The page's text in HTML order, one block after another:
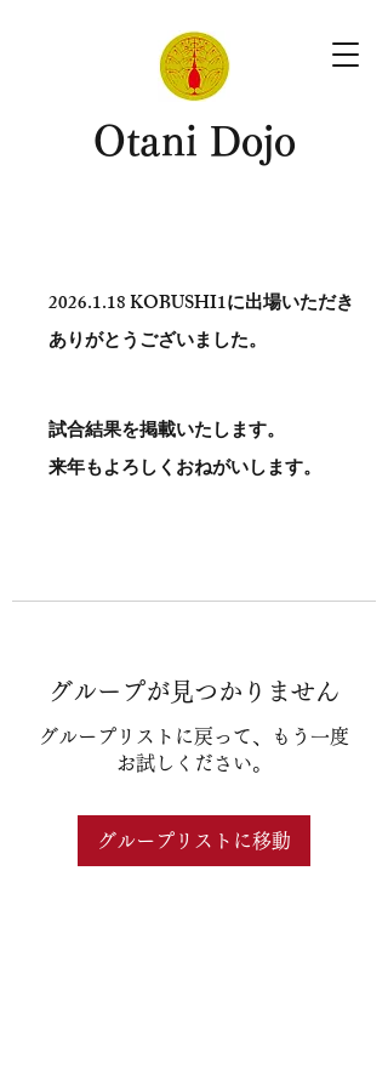
​Otani Dojo
2026.1.18KOBUSHI1に出場いただき
ありがとう​ございました。
試合結果を掲載いたします。
​来年もよろしくおねがいします。
グループが見つかりません
グループリストに戻って、もう一度
お試しください。
グループリストに移動